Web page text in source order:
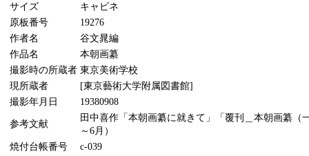
サイズ
キャビネ
原板番号
19276
作者名
谷文晁編
作品名
本朝画纂
撮影時の所蔵者 東京美術学校
現所蔵者
[東京藝術大学附属図書館]
撮影年月日
19380908
参考文献
田中喜作「本朝画纂に就きて」「覆刊＿本朝画纂（
～6月）
焼付台帳番号
c-039